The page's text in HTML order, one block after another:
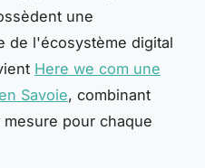
une
de l'écosystème digital
Here we com une
Savoie, combinant
pour chaque